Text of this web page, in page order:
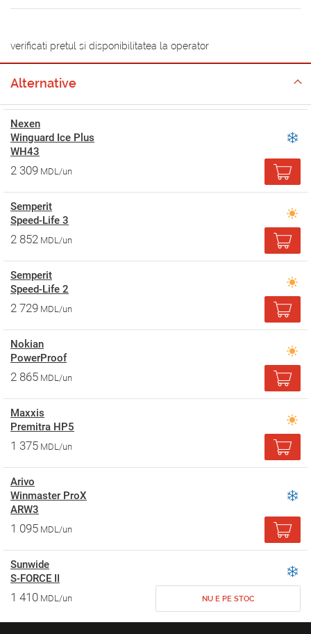
verificati pretul si disponibilitatea la operator
Alternative
Nexen
Winguard Ice Plus
WH43
2 309 MDL/un
Semperit
Speed-Life 3
2 852 MDL/un
Semperit
Speed-Life 2
2 729 MDL/un
Nokian
PowerProof
2 865 MDL/un
Maxxis
Premitra HP5
1 375 MDL/un
Arivo
Winmaster ProX
ARW3
1 095 MDL/un
Sunwide
S-FORCE II
1 410 MDL/un NU E PE STOC